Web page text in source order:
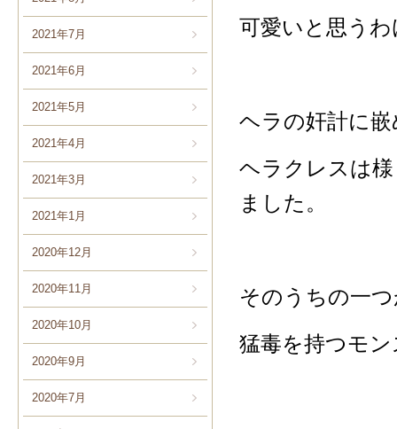
2021年7月
2021年6月
2021年5月
2021年4月
2021年3月
2021年1月
2020年12月
2020年11月
2020年10月
2020年9月
2020年7月
可愛いと思う
ヘラの奸計に
ヘラクレスは
ました。
そのうちの一
猛毒を持つモ